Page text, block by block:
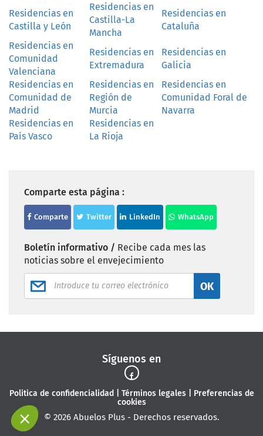
Residencias en
Castilla y León
Residencias en
Castilla-La
Mancha
Residencias en
Cataluña
Residencias en
Comunidad
Valenciana
Residencias en
Extremadura
Residencias en
Galicia
Residencias en
Comunidad de
Madrid
Residencias en
Región de
Murcia
Residencias en
Comunidad Foral de
Navarra
Residencias en
País Vasco
Residencias en
La Rioja
Comparte esta página :
Comparte Twitter LinkedIn WhatsApp
Boletín informativo / Recibe cada mes las
noticias sobre el envejecimiento
OK
Síguenos en
Politica de confidencialidad Términos legales| Preferencias de
cookies
© 2026 Abuelos Plus - Derechos reservados.